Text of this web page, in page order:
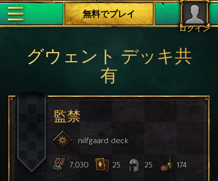
ログイン
無料でプレイ
グウェント デッキ共
有
監禁
nilfgaard deck
7,030 25 25 174